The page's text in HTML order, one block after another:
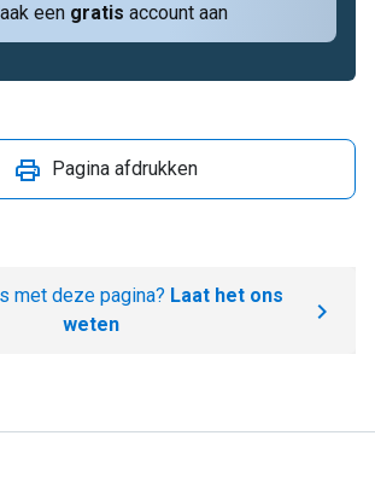
een gratis account aan
Pagina afdrukken
met deze pagina? Laat het ons
weten